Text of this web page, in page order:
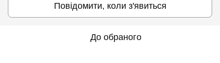
Повідомити, коли з'явиться
До обраного